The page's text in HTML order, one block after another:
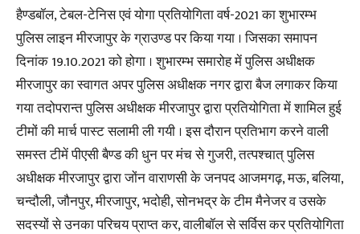
हैण्डबॉल, टेबल-टेनिस एवं योगा प्रतियोगिता वर्ष-2021 का शुभारम्भ
पुलिस लाइन मीरजापुर के ग्राउण्ड पर किया गया । जिसका समापन
दिनांक 19.10.2021 को होगा । शुभारम्भ समारोह में पुलिस अधीक्षक
मीरजापुर का स्वागत अपर पुलिस अधीक्षक नगर द्वारा बैज लगाकर किया
गया तदोपरान्त पुलिस अधीक्षक मीरजापुर द्वारा प्रतियोगिता में शामिल हुई
टीमों की मार्च पास्ट सलामी ली गयी । इस दौरान प्रतिभाग करने वाली
समस्त टीमें पीएसी बैण्ड की धुन पर मंच से गुजरी, तत्पश्चात् पुलिस
अधीक्षक मीरजापुर द्वारा जोंन वाराणसी के जनपद आजमगढ़, मऊ, बलिया,
चन्दौली, जौनपुर, मीरजापुर, भदोही, सोनभद्र के टीम मैनेजर व उसके
सदस्यों से उनका परिचय प्राप्त कर, वालीबॉल से सर्विस कर प्रतियोगिता